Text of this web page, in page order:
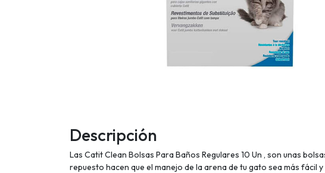
Descripción
Las Catit Clean Bolsas Para Baños Regulares 10 Un , son unas
repuesto hacen que el manejo de la arena de tu gato sea más